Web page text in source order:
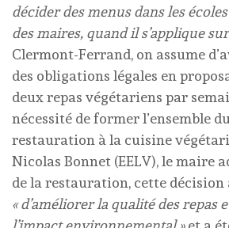
décider des menus dans les
des maires, quand il s’applique
Clermont-Ferrand, on assume
des obligations légales en
deux repas végétariens par
nécessité de former l’ensemble
restauration à la cuisine
Nicolas Bonnet (EELV), le maire
de la restauration, cette décision
« d’améliorer la qualité des repas